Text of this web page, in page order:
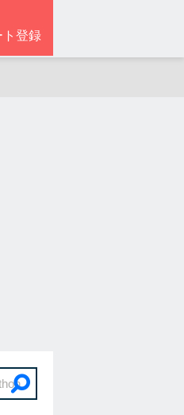
ト登録